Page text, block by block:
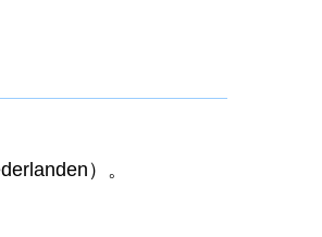
）。